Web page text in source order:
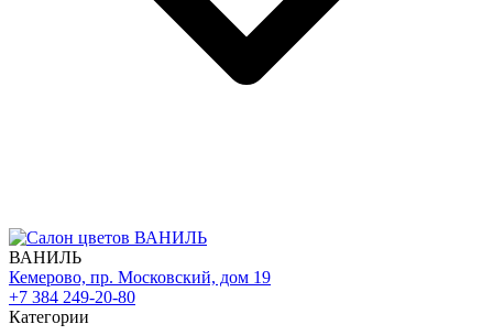
ВАНИЛЬ
Кемерово, пр. Московский, дом 19
+7 384 249-20-80
Категории